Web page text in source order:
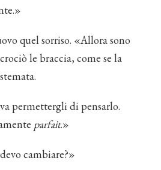
quel sorriso. «Allora sono
le braccia, come se la
permettergli di pensarlo.
parfait.»
cambiare?»